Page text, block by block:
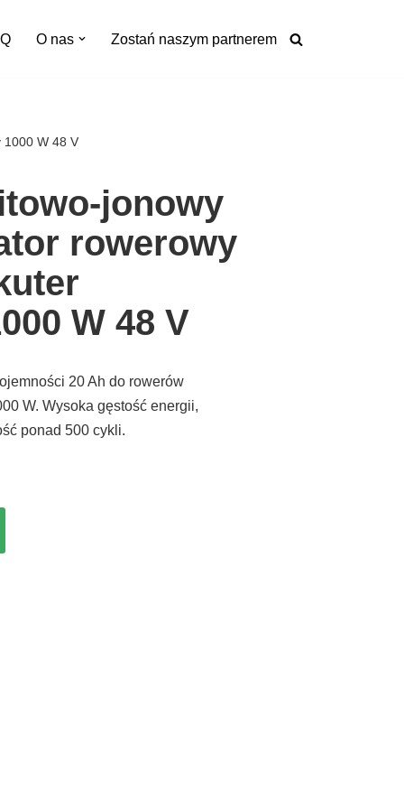
O nas Zostań naszym partnerem
1000 W 48 V
jonowy
rowerowy
W 48 V
20 Ah do rowerów
W. Wysoka gęstość energii,
ponad 500 cykli.